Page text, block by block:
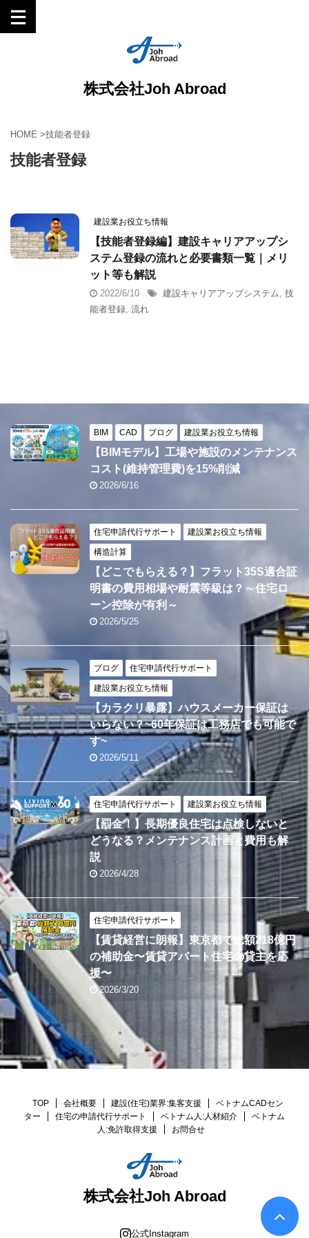
株式会社Joh Abroad
HOME >技能者登録
技能者登録
建設業お役立ち情報
【技能者登録編】建設キャリアアップシ
ステム登録の流れと必要書類一覧｜メリ
ット等も解説
2022/6/10 建設キャリアアップシステム
技
能者登録 流れ
BIM CAD ブログ 建設業お役立ち情報
【BIMモデル】工場や施設のメンテナンス
コスト(維持管理費)を15%削減
2026/6/16
住宅申請代行サポート 建設業お役立ち情報
構造計算
【どこでもらえる？】フラット35S適合証
明書の費用相場や耐震等級は？～住宅ロ
ーン控除が有利～
2026/5/25
ブログ 住宅申請代行サポート
建設業お役立ち情報
【カラクリ暴露】ハウスメーカー保証は
いらない？~60年保証は工務店でも可能で
す~
2026/5/11
住宅申請代行サポート 建設業お役立ち情報
【罰金！】長期優良住宅は点検しないと
どうなる？メンテナンス計画と費用も解
説
2026/4/28
住宅申請代行サポート
【賃貸経営に朗報】東京都で総額218億円
の補助金〜賃貸アパート住宅の貸主を応
援〜
2026/3/20
TOP 会社概要 建設(住宅)業界:集客支援
ベトナムCADセン
ター
住宅の申請代行サポート ベトナム人:人材紹介
ベトナム
人:免許取得支援
お問合せ
株式会社Joh Abroad
公式Instagram